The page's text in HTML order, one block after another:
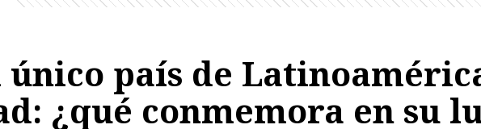
único país de
¿qué conmemora en su